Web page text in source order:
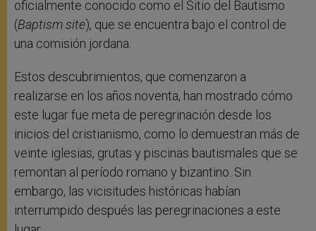
oficialmente conocido como el Sitio del Bautismo
(Baptism site), que se encuentra bajo el control de
una comisión jordana.
Estos descubrimientos, que comenzaron a
realizarse en los años noventa, han mostrado cómo
este lugar fue meta de peregrinación desde los
inicios del cristianismo, como lo demuestran más de
veinte iglesias, grutas y piscinas bautismales que se
remontan al período romano y bizantino. Sin
embargo, las vicisitudes históricas habían
interrumpido después las peregrinaciones a este